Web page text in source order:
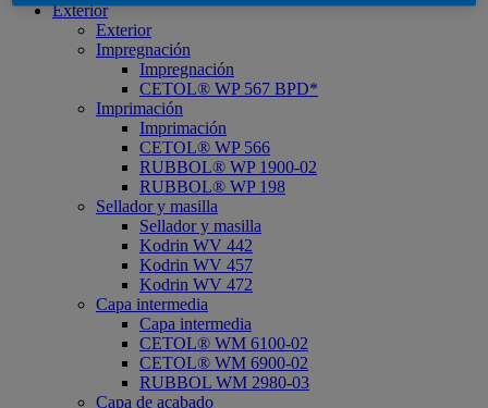
Exterior
Exterior
Impregnación
Impregnación
CETOL® WP 567 BPD*
Imprimación
Imprimación
CETOL® WP 566
RUBBOL® WP 1900-02
RUBBOL® WP 198
Sellador y masilla
Sellador y masilla
Kodrin WV 442
Kodrin WV 457
Kodrin WV 472
Capa intermedia
Capa intermedia
CETOL® WM 6100-02
CETOL® WM 6900-02
RUBBOL WM 2980-03
Capa de acabado